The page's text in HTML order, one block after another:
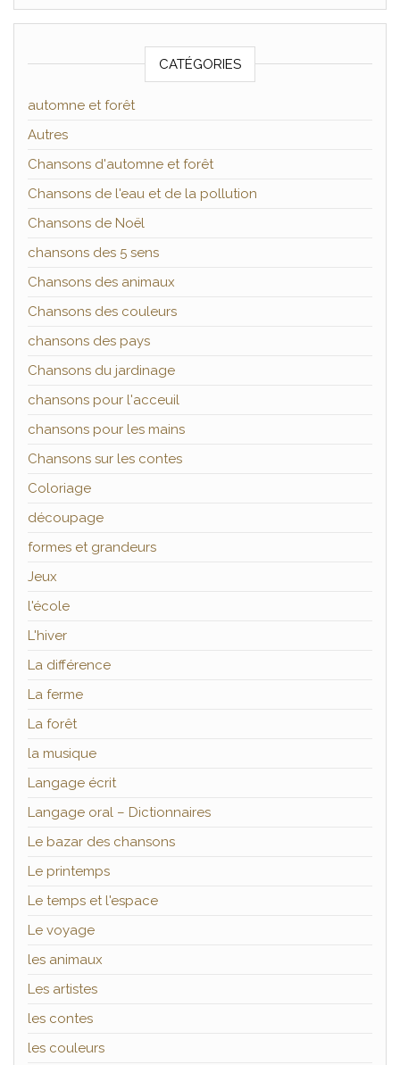
CATÉGORIES
automne et forêt
Autres
Chansons d'automne et forêt
Chansons de l'eau et de la pollution
Chansons de Noël
chansons des 5 sens
Chansons des animaux
Chansons des couleurs
chansons des pays
Chansons du jardinage
chansons pour l'acceuil
chansons pour les mains
Chansons sur les contes
Coloriage
découpage
formes et grandeurs
Jeux
l'école
L'hiver
La différence
La ferme
La forêt
la musique
Langage écrit
Langage oral – Dictionnaires
Le bazar des chansons
Le printemps
Le temps et l'espace
Le voyage
les animaux
Les artistes
les contes
les couleurs